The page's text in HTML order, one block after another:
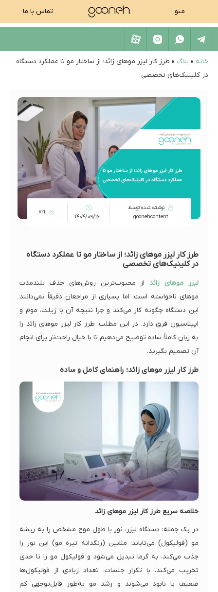
منو تماس با ما
خانه » بلاگ » طرز کار لیزر موهای زائد؛ از ساختار مو تا عملکرد دستگاه
در کلینیک‌های تخصصی
نوشته شده توسط
goonehcontent
1404/09/16
821
طرز کار لیزر موهای زائد؛ از ساختار مو تا عملکرد دستگاه
در کلینیک‌های تخصصی
لیزر موهای زائد از محبوب‌ترین روش‌های حذف بلندمدت
موهای ناخواسته است؛ اما بسیاری از مراجعان دقیقاً نمی‌دانند
این دستگاه چگونه کار می‌کند و چرا نتیجه آن با ژیلت، موم و
اپیلاسیون فرق دارد. در این مطلب، طرز کار لیزر موهای زائد را
به زبان کاملاً ساده توضیح می‌دهیم تا با خیال راحت‌تر برای انجام
آن تصمیم بگیرید.
طرز کار لیزر موهای زائد؛ راهنمای کامل و ساده
خلاصه سریع طرز کار لیزر موهای زائد
در یک جمله: دستگاه لیزر، نور با طول موج مشخص را به ریشه
مو (فولیکول) می‌تاباند؛ ملانین (رنگدانه تیره مو) این نور را
جذب می‌کند، به گرما تبدیل می‌شود و فولیکول مو را تا حدی
تخریب می‌کند. با تکرار جلسات، تعداد زیادی از فولیکول‌ها
ضعیف یا نابود می‌شوند و رشد مو به‌طور قابل‌توجهی کم